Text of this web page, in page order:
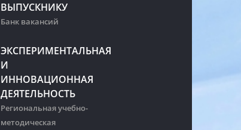
ВЫПУСКНИКУ
Банк вакансий
ЭКСПЕРИМЕНТАЛЬНАЯ
И
ИННОВАЦИОННАЯ
ДЕЯТЕЛЬНОСТЬ
Региональная учебно-
методическая